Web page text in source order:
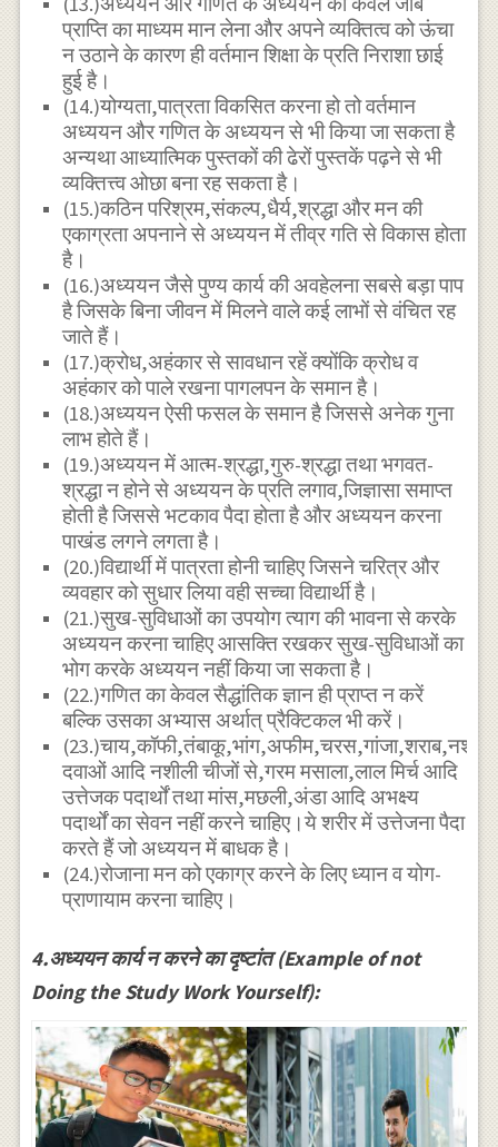
प्राप्ति का माध्यम मान लेना और अपने व्यक्तित्व को ऊंचा
न उठाने के कारण ही वर्तमान शिक्षा के प्रति निराशा छाई
हुई है।
(14.)योग्यता,पात्रता विकसित करना हो तो वर्तमान
अध्ययन और गणित के अध्ययन से भी किया जा सकता है
अन्यथा आध्यात्मिक पुस्तकों की ढेरों पुस्तकें पढ़ने से भी
व्यक्तित्त्व ओछा बना रह सकता है।
(15.)कठिन परिश्रम,संकल्प,धैर्य,श्रद्धा और मन की
एकाग्रता अपनाने से अध्ययन में तीव्र गति से विकास होता
है।
(16.)अध्ययन जैसे पुण्य कार्य की अवहेलना सबसे बड़ा पाप
है जिसके बिना जीवन में मिलने वाले कई लाभों से वंचित रह
जाते हैं।
(17.)क्रोध,अहंकार से सावधान रहें क्योंकि क्रोध व
अहंकार को पाले रखना पागलपन के समान है।
(18.)अध्ययन ऐसी फसल के समान है जिससे अनेक गुना
लाभ होते हैं।
(19.)अध्ययन में आत्म-श्रद्धा,गुरु-श्रद्धा तथा भगवत-
श्रद्धा न होने से अध्ययन के प्रति लगाव,जिज्ञासा समाप्त
होती है जिससे भटकाव पैदा होता है और अध्ययन करना
पाखंड लगने लगता है।
(20.)विद्यार्थी में पात्रता होनी चाहिए जिसने चरित्र और
व्यवहार को सुधार लिया वही सच्चा विद्यार्थी है।
(21.)सुख-सुविधाओं का उपयोग त्याग की भावना से करके
अध्ययन करना चाहिए आसक्ति रखकर सुख-सुविधाओं का
भोग करके अध्ययन नहीं किया जा सकता है।
(22.)गणित का केवल सैद्धांतिक ज्ञान ही प्राप्त न करें
बल्कि उसका अभ्यास अर्थात् प्रैक्टिकल भी करें।
(23.)चाय,कॉफी,तंबाकू,भांग,अफीम,चरस,गांजा,शराब,नशीली
दवाओं आदि नशीली चीजों से,गरम मसाला,लाल मिर्च आदि
उत्तेजक पदार्थों तथा मांस,मछली,अंडा आदि अभक्ष्य
पदार्थों का सेवन नहीं करने चाहिए।ये शरीर में उत्तेजना पैदा
करते हैं जो अध्ययन में बाधक है।
(24.)रोजाना मन को एकाग्र करने के लिए ध्यान व योग-
प्राणायाम करना चाहिए।
4.अध्ययन कार्य न करने का दृष्टांत (Example of not
Doing the Study Work Yourself):